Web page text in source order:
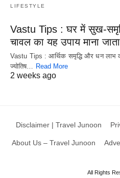
LIFESTYLE
Vastu Tips : घर में सुख-
चावल का यह उपाय माना
Vastu Tips : आर्थिक समृद्धि और धन लाभ
ज्योतिष… Read More
2 weeks ago
Disclaimer | Travel Junoon
About Us – Travel Junoon
All Rights